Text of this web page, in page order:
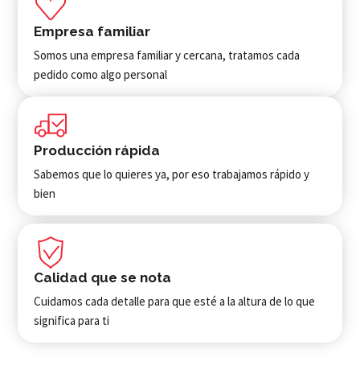
Empresa familiar
Somos una empresa familiar y cercana, tratamos cada
pedido como algo personal
Producción rápida
Sabemos que lo quieres ya, por eso trabajamos rápido y
bien
Calidad que se nota
Cuidamos cada detalle para que esté a la altura de lo que
significa para ti